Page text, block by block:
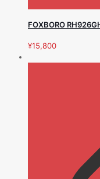
FOXBORO
¥15,800